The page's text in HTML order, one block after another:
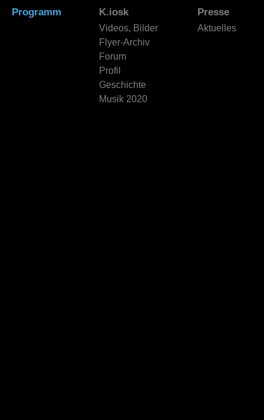
Programm K.iosk
Videos, Bilder
Flyer-Archiv
Forum
Profil
Geschichte
Musik 2020
Presse
Aktuelles